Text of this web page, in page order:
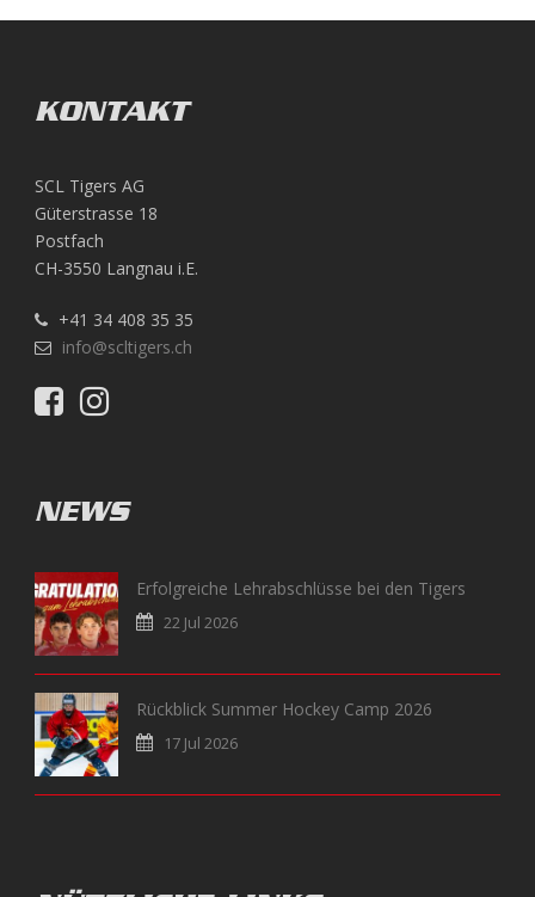
KONTAKT
SCL Tigers AG
Güterstrasse 18
Postfach
CH-3550 Langnau i.E.
+41 34 408 35 35
info@scltigers.ch
NEWS
Erfolgreiche Lehrabschlüsse bei den Tigers
22 Jul 2026
Rückblick Summer Hockey Camp 2026
17 Jul 2026